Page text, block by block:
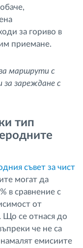
за гориво в
приемане.
маршрути с
за зареждане с
тип
съвет за чист
могат да
в сравнение с
от
Що се отнася до
че не са
емисиите